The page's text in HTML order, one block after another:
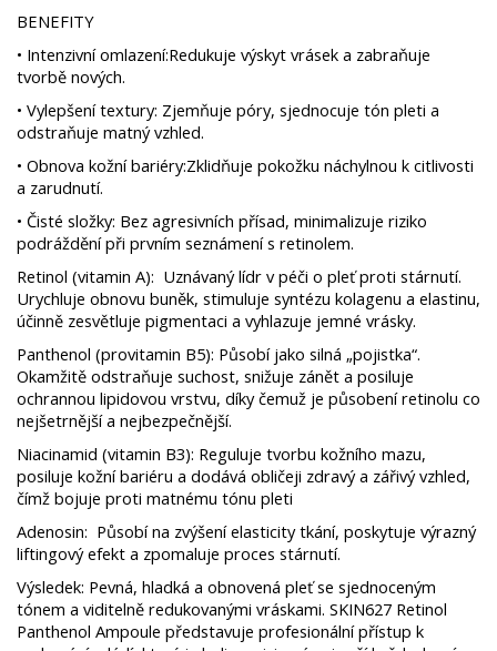
BENEFITY
• Intenzivní omlazení:Redukuje výskyt vrásek a zabraňuje
tvorbě nových.
• Vylepšení textury: Zjemňuje póry, sjednocuje tón pleti a
odstraňuje matný vzhled.
• Obnova kožní bariéry:Zklidňuje pokožku náchylnou k citlivosti
a zarudnutí.
• Čisté složky: Bez agresivních přísad, minimalizuje riziko
podráždění při prvním seznámení s retinolem.
Retinol (vitamin A): Uznávaný lídr v péči o pleť proti stárnutí.
Urychluje obnovu buněk, stimuluje syntézu kolagenu a elastinu,
účinně zesvětluje pigmentaci a vyhlazuje jemné vrásky.
Panthenol (provitamin B5): Působí jako silná „pojistka“.
Okamžitě odstraňuje suchost, snižuje zánět a posiluje
ochrannou lipidovou vrstvu, díky čemuž je působení retinolu co
nejšetrnější a nejbezpečnější.
Niacinamid (vitamin B3): Reguluje tvorbu kožního mazu,
posiluje kožní bariéru a dodává obličeji zdravý a zářivý vzhled,
čímž bojuje proti matnému tónu pleti
Adenosin: Působí na zvýšení elasticity tkání, poskytuje výrazný
liftingový efekt a zpomaluje proces stárnutí.
Výsledek: Pevná, hladká a obnovená pleť se sjednoceným
tónem a viditelně redukovanými vráskami. SKIN627 Retinol
Panthenol Ampoule představuje profesionální přístup k